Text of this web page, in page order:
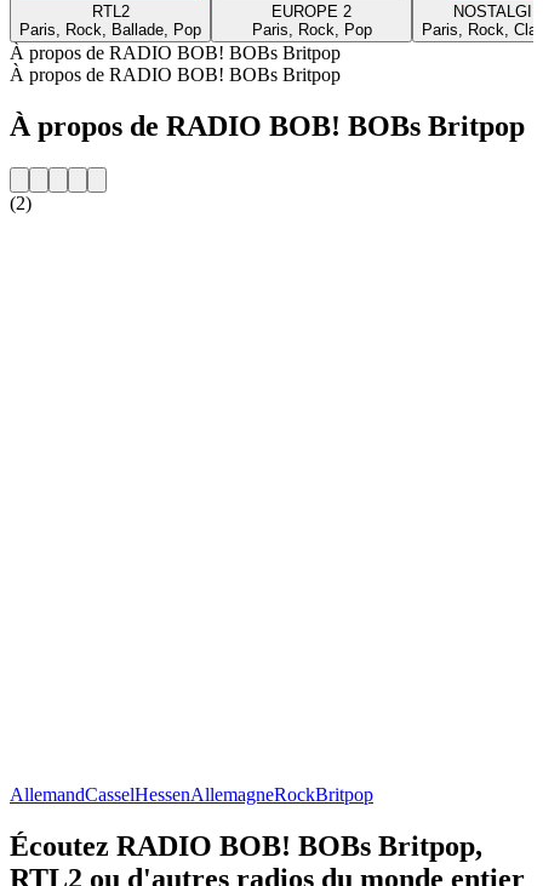
RTL2
Paris, Rock, Ballade, Pop
EUROPE 2
Paris, Rock, Pop
Paris, Rock,
À propos de RADIO BOB! BOBs Britpop
À propos de RADIO BOB! BOBs Britpop
À propos de RADIO BOB! BOBs Britpop
(2)
AllemandCasselHessenAllemagneRockBritpop
Écoutez RADIO BOB! BOBs Britpop,
RTL2 ou d'autres radios du monde entier